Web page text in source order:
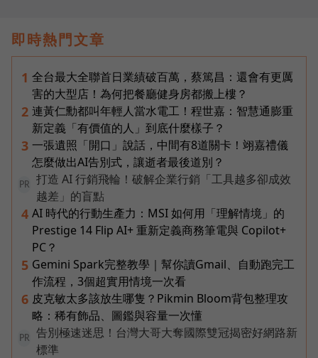
即時熱門文章
1 全台最大全聯首日業績破百萬，蔡篤昌：還會有更厲
害的大型店！為何把餐廳健身房都搬上樓？
2 連黃仁勳都叫年輕人當水電工！程世嘉：智慧通膨重
新定義「有價值的人」到底什麼樣子？
3 一張遺照「開口」說話，中間有8道關卡！翊嘉禮儀
怎麼做出AI告別式，讓逝者最後道別？
PR
打造 AI 行銷飛輪！破解企業行銷「工具越多卻成效
越差」的盲點
4 AI 時代的行動生產力：MSI 如何用「理解情境」的
Prestige 14 Flip AI+ 重新定義商務筆電與 Copilot+
PC？
5 Gemini Spark完整教學｜幫你讀Gmail、自動跑完工
作流程，3個超實用情境一次看
6 皮克敏太多該放生哪隻？Pikmin Bloom背包整理攻
略：稀有飾品、圖鑑與容量一次懂
PR
告別極速迷思！台灣大哥大奪國際雙冠揭密好網路新
標準